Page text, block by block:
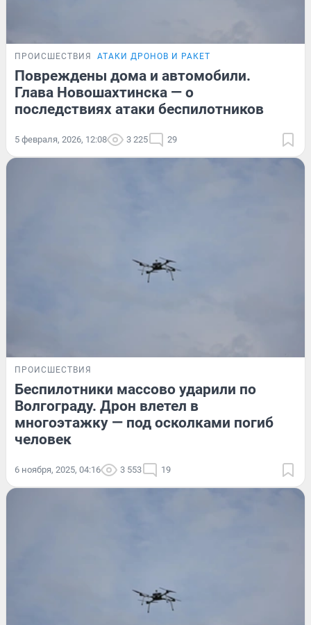
ПРОИСШЕСТВИЯ АТАКИ ДРОНОВ И РАКЕТ
Повреждены дома и автомобили.
Глава Новошахтинска — о
последствиях атаки беспилотников
5 февраля, 2026, 12:08 3 225 29
ПРОИСШЕСТВИЯ
Беспилотники массово ударили по
Волгограду. Дрон влетел в
многоэтажку — под осколками погиб
человек
6 ноября, 2025, 04:16 3 553 19